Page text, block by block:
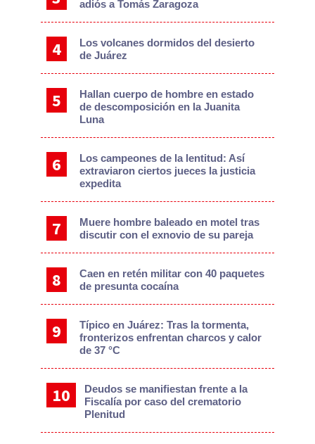
adiós a Tomás Zaragoza
Los volcanes dormidos del desierto
de Juárez
Hallan cuerpo de hombre en estado
de descomposición en la Juanita
Luna
Los campeones de la lentitud: Así
extraviaron ciertos jueces la justicia
expedita
Muere hombre baleado en motel tras
discutir con el exnovio de su pareja
Caen en retén militar con 40 paquetes
de presunta cocaína
Típico en Juárez: Tras la tormenta,
fronterizos enfrentan charcos y calor
de 37 °C
Deudos se manifiestan frente a la
Fiscalía por caso del crematorio
Plenitud